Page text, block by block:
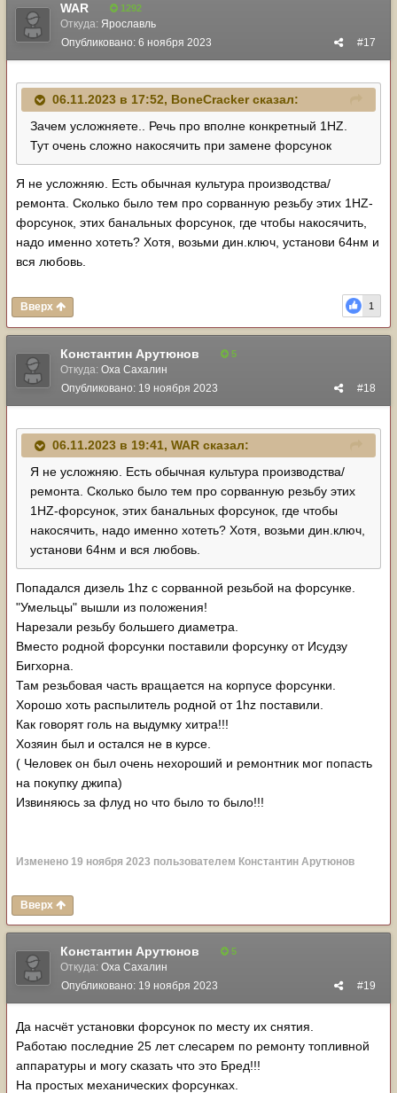
WAR 1292
Откуда: Ярославль
#17
Опубликовано: 6 ноября 2023
06.11.2023 в 17:52, BoneCrackerсказал:
Зачем усложняете.. Речь про вполне конкретный 1HZ.
Тут очень сложно накосячить при замене форсунок
Я не усложняю. Есть обычная культура производства/
ремонта. Сколько было тем про сорванную резьбу этих 1HZ-
форсунок, этих банальных форсунок, где чтобы накосячить,
надо именно хотеть? Хотя, возьми дин.ключ, установи 64нм и
вся любовь.
1
Вверх
Константин Арутюнов 5
Откуда: Оха Сахалин
#18
Опубликовано: 19 ноября 2023
06.11.2023 в 19:41, WAR сказал:
Я не усложняю. Есть обычная культура производства/
ремонта. Сколько было тем про сорванную резьбу этих
1HZ-форсунок, этих банальных форсунок, где чтобы
накосячить, надо именно хотеть? Хотя, возьми дин.ключ,
установи 64нм и вся любовь.
Попадался дизель 1hz с сорванной резьбой на форсунке.
"Умельцы" вышли из положения!
Нарезали резьбу большего диаметра.
Вместо родной форсунки поставили форсунку от Исудзу
Бигхорна.
Там резьбовая часть вращается на корпусе форсунки.
Хорошо хоть распылитель родной от 1hz поставили.
Как говорят голь на выдумку хитра!!!
Хозяин был и остался не в курсе.
( Человек он был очень нехороший и ремонтник мог попасть
на покупку джипа)
Извиняюсь за флуд но что было то было!!!
Изменено 19 ноября 2023 пользователем Константин Арутюнов
Вверх
Константин Арутюнов 5
Откуда: Оха Сахалин
#19
Опубликовано: 19 ноября 2023
Да насчёт установки форсунок по месту их снятия.
Работаю последние 25 лет слесарем по ремонту топливной
аппаратуры и могу сказать что это Бред!!!
На простых механических форсунках.